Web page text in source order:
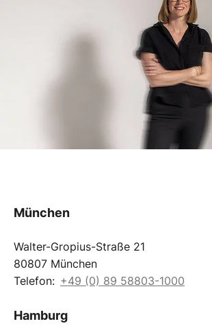
München
Walter-Gropius-Straße 21
80807 München
Telefon: +49 (0) 89 58803-1000
Hamburg